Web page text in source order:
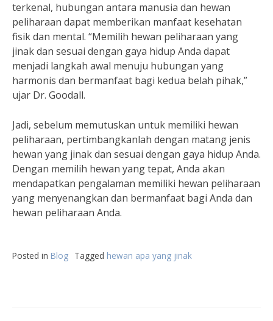
terkenal, hubungan antara manusia dan hewan
peliharaan dapat memberikan manfaat kesehatan
fisik dan mental. “Memilih hewan peliharaan yang
jinak dan sesuai dengan gaya hidup Anda dapat
menjadi langkah awal menuju hubungan yang
harmonis dan bermanfaat bagi kedua belah pihak,”
ujar Dr. Goodall.
Jadi, sebelum memutuskan untuk memiliki hewan
peliharaan, pertimbangkanlah dengan matang jenis
hewan yang jinak dan sesuai dengan gaya hidup Anda.
Dengan memilih hewan yang tepat, Anda akan
mendapatkan pengalaman memiliki hewan peliharaan
yang menyenangkan dan bermanfaat bagi Anda dan
hewan peliharaan Anda.
Posted in Blog Tagged hewan apa yang jinak